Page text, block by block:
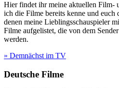
Hier findet ihr meine aktuellen Film-
ich die Filme bereits kenne und euch
denen meine Lieblingsschauspieler
Filme aufgelistet, die von dem
werden.
» Demnächst im TV
Deutsche Filme